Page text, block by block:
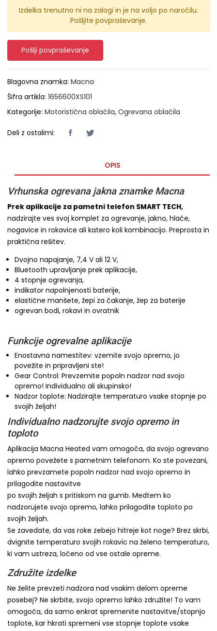
Izdelka trenutno ni na zalogi in je na voljo po naročilu.
Pošljite povpraševanje.
Pošlji povpraševanje
Blagovna znamka: Macna
Šifra artikla: 1656600XS101
Kategorije: Motoristična oblačila, Ogrevana oblačila
Deli z ostalimi:
OPIS
Vrhunska ogrevana jakna znamke Macna
Prek aplikacije za pametni telefon SMART TECH,
nadzirajte ves svoj komplet za ogrevanje, jakno, hlače,
nogavice in rokavice ali katero koli kombinacijo. Preprosta in
praktična rešitev.
Dvojno napajanje, 7,4 V ali 12 V,
Bluetooth upravljanje prek aplikacije,
4 stopnje ogrevanja,
indikator napolnjenosti baterije,
elastične manšete, žepi za čakanje, žep za baterije
ogrevan bodi, rokavi in ovratnik
Funkcije ogrevalne aplikacije
Enostavna namestitev: vzemite svojo opremo, jo
povežite in pripravljeni ste!
Gear Control: Prevzemite popoln nadzor nad svojo
opremo! Individualno ali skupinsko!
Nadzor toplote: Nadzirajte temperaturo vsake stopnje po
svojih željah!
Individualno nadzorujte svojo opremo in
toploto
Aplikacija Macna Heated vam omogoča, da svojo ogrevano
opremo povežete s pametnim telefonom. Ko ste povezani,
lahko prevzamete popoln nadzor nad svojo opremo in
prilagodite nastavitve
po svojih željah s pritiskom na gumb. Medtem ko
nadzorujete svojo opremo, lahko prilagodite toploto po
svojih željah.
Se zavedate, da vas roke zebejo hitreje kot noge? Brez skrbi,
dvignite temperaturo svojih rokavic na želeno temperaturo,
ki vam ustreza, ločeno od vse ostale opreme.
Združite izdelke
Ne želite prevzeti nadzora nad vsakim delom opreme
posebej? Ne skrbite, svojo opremo lahko združite! To vam
omogoča, da samo enkrat spremenite nastavitve/stopnjo
toplote, kar hkrati spremeni vse stopnje toplote vsake